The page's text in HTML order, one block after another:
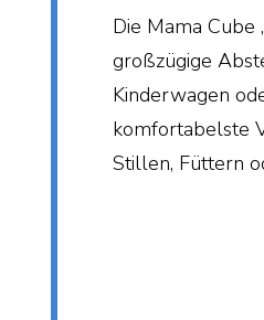
Die Mama Cube
großzügige
Kinderwagen
komfortabelste
Stillen, Füttern